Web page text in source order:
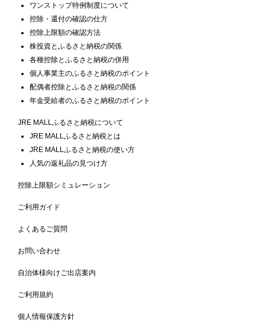
ワンストップ特例制度について
控除・還付の確認の仕方
控除上限額の確認方法
株投資とふるさと納税の関係
各種控除とふるさと納税の併用
個人事業主のふるさと納税のポイント
配偶者控除とふるさと納税の関係
年金受給者のふるさと納税のポイント
JRE MALLふるさと納税について
JRE MALLふるさと納税とは
JRE MALLふるさと納税の使い方
人気の返礼品の見つけ方
控除上限額シミュレーション
ご利用ガイド
よくあるご質問
お問い合わせ
自治体様向けご出店案内
ご利用規約
個人情報保護方針